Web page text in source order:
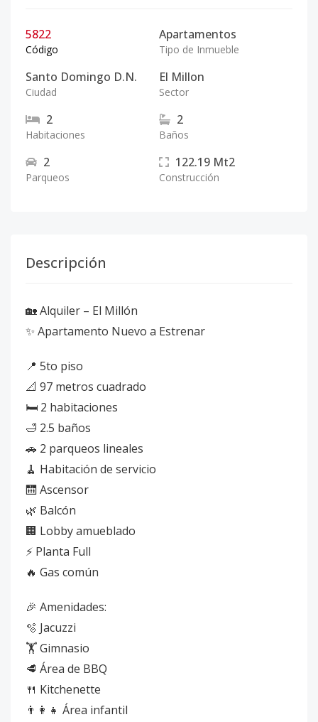
5822
Código
Apartamentos
Tipo de Inmueble
Santo Domingo D.N.
Ciudad
El Millon
Sector
2
Habitaciones
2
Baños
2
Parqueos
122.19 Mt2
Construcción
Descripción
🏡 Alquiler – El Millón
✨ Apartamento Nuevo a Estrenar
📍 5to piso
📐 97 metros cuadrado
🛏 2 habitaciones
🛁 2.5 baños
🚗 2 parqueos lineales
🧹 Habitación de servicio
🛗 Ascensor
🌿 Balcón
🏢 Lobby amueblado
⚡ Planta Full
🔥 Gas común
🎉 Amenidades:
🫧 Jacuzzi
🏋️ Gimnasio
🥩 Área de BBQ
🍴 Kitchenette
👨‍👩‍👧 Área infantil